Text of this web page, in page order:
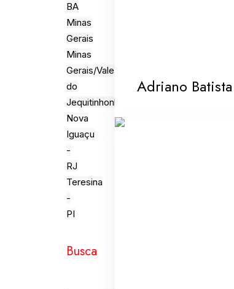
BA
Minas
Gerais
Minas
Gerais/Vale
do
Jequitinhonha
Nova
Iguaçu
-
RJ
Teresina
-
PI
Busca
Adriano Batista